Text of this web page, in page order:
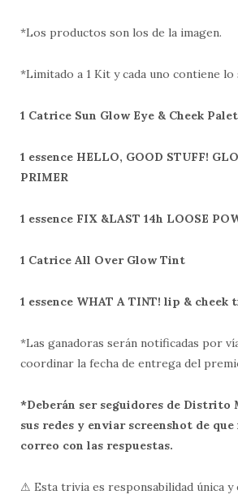
*Los productos son los de la imagen.
*Limitado a 1 Kit y cada uno contiene lo
1 Catrice Sun Glow Eye & Cheek
1 essence HELLO, GOOD STUFF!
PRIMER
1 essence FIX &LAST 14h LOOSE
1 Catrice All Over Glow Tint
1 essence WHAT A TINT! lip & cheek
*Las ganadoras serán notificadas por
coordinar la fecha de entrega del
*Deberán ser seguidores de Distrito
sus redes y enviar screenshot de que
correo con las respuestas.
⚠ Esta trivia es responsabilidad única y